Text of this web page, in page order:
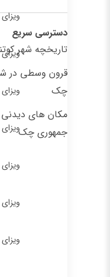
ویزای
ویزای
دسترسی سریع
تاریخچه شهر
قرون وسطی در
چک
مکان‌ های دیدنی
جمهوری چک